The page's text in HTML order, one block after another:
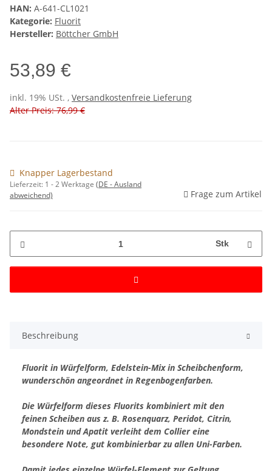
HAN: A-641-CL1021
Kategorie: Fluorit
Hersteller: Böttcher GmbH
53,89 €
inkl. 19% USt. , Versandkostenfreie Lieferung
Alter Preis: 76,99 €
Knapper Lagerbestand
Lieferzeit: 1 - 2 Werktage (DE - Ausland
abweichend)
Frage zum Artikel
Stk
Beschreibung
Fluorit in Würfelform, Edelstein-Mix in Scheibchenform,
wunderschön angeordnet in Regenbogenfarben.
Die Würfelform dieses Fluorits kombiniert mit den
feinen Scheiben aus z. B. Rosenquarz, Peridot, Citrin,
Mondstein und Apatit verleiht dem Collier eine
besondere Note, gut kombinierbar zu allen Uni-Farben.